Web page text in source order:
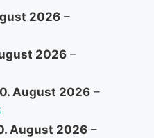
2026 –
2026 –
August 2026 –
August 2026 –